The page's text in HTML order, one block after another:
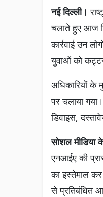
नई दिल्ली।
चलाते हुए आज
कार्रवाई उन
युवाओं को
अधिकारियों
पर चलाया
डिवाइस,
सोशल मीडिया
एनआईए की
का इस्तेमाल
से प्रतिबंधित